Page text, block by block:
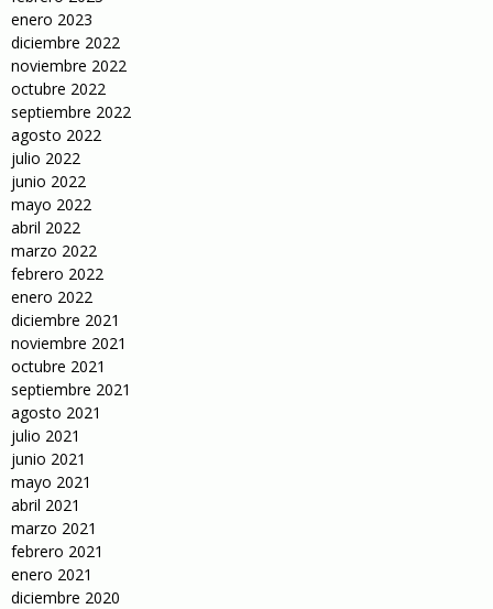
enero 2023
diciembre 2022
noviembre 2022
octubre 2022
septiembre 2022
agosto 2022
julio 2022
junio 2022
mayo 2022
abril 2022
marzo 2022
febrero 2022
enero 2022
diciembre 2021
noviembre 2021
octubre 2021
septiembre 2021
agosto 2021
julio 2021
junio 2021
mayo 2021
abril 2021
marzo 2021
febrero 2021
enero 2021
diciembre 2020